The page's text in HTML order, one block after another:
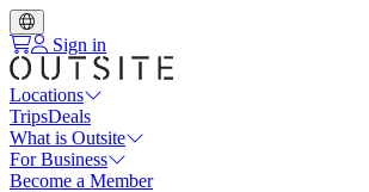
Sign in
Locations
TripsDeals
What is Outsite
For Business
Become a Member